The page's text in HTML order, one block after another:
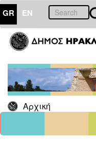
GR EN
Αρχική
22
Ιούλιος
2026
Δευ Τρι Τετ Πεμ Παρ
1 2 3
5
12
13 14 15 16 17